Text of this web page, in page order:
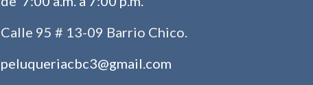
Calle 95 # 13-09 Barrio Chico.
peluqueriacbc3@gmail.com